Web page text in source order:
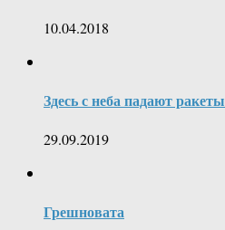
10.04.2018
Здесь с неба падают ракеты
29.09.2019
Грешновата